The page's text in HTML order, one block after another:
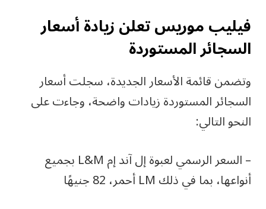
فيليب موريس تعلن زيادة أسعار
السجائر المستوردة
وتضمن قائمة الأسعار الجديدة، سجلت أسعار
السجائر المستوردة زيادات واضحة، وجاءت على
النحو التالي:
– السعر الرسمي لعبوة إل آند إم L&M بجميع
أنواعها، بما في ذلك LM أحمر، 82 جنيهًا